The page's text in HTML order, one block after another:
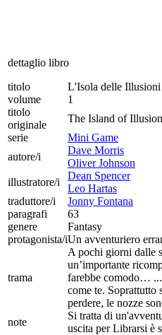
dettaglio libro
titolo
L'Isola delle Illusioni
volume
1
titolo
originale
The Island of
serie
Mini Game
autore/i
Dave Morris
Oliver Johnson
illustratore/i
Dean Spencer
Leo Hartas
traduttore/i
Jonny Fontana
paragrafi
63
genere
Fantasy
protagonista/iUn avventuriero
trama
A pochi giorni dalle
un’importante
farebbe comodo…
come te. Soprattutto
perdere, le nozze
note
Si tratta di
uscita per Librarsi è